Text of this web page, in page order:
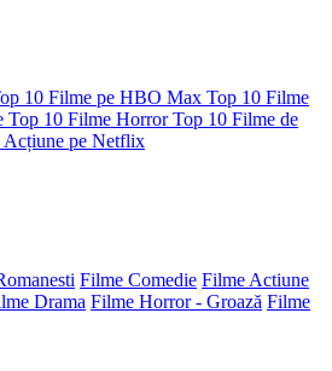
10 Filme pe HBO Max Top 10 Filme
Top 10 Filme Horror Top 10 Filme de
Acțiune pe Netflix
Filme Comedie Filme Actiune
Drama Filme Horror - Groază Filme